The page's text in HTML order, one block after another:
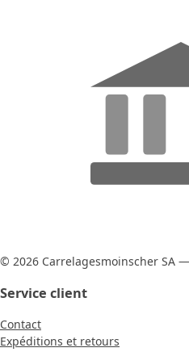
© 2026 Carrelagesmoinscher SA
Service client
Contact
Expéditions et retours